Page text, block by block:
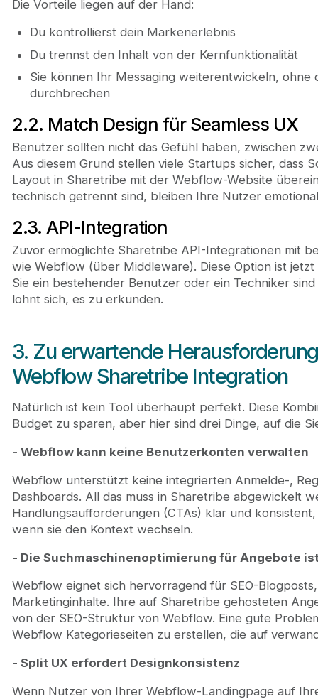
Die Vorteile liegen auf der Hand:
Du kontrollierst dein Markenerlebnis
Du trennst den Inhalt von der Kernfunktionalität
Sie können Ihr Messaging weiterentwickeln, ohne
durchbrechen
2.2. Match Design für Seamless UX
Benutzer sollten nicht das Gefühl haben, zwischen
Aus diesem Grund stellen viele Startups sicher, dass
Layout in Sharetribe mit der Webflow-Website
technisch getrennt sind, bleiben Ihre Nutzer
2.3. API-Integration
Zuvor ermöglichte Sharetribe API-Integrationen mit
wie Webflow (über Middleware). Diese Option ist
Sie ein bestehender Benutzer oder ein Techniker sind
lohnt sich, es zu erkunden.
3. Zu erwartende
Webflow Sharetribe Integration
Natürlich ist kein Tool überhaupt perfekt. Diese
Budget zu sparen, aber hier sind drei Dinge, auf die
- Webflow kann keine Benutzerkonten verwalten
Webflow unterstützt keine integrierten Anmelde-,
Dashboards. All das muss in Sharetribe abgewickelt
Handlungsaufforderungen (CTAs) klar und
wenn sie den Kontext wechseln.
- Die Suchmaschinenoptimierung für Angebote
Webflow eignet sich hervorragend für SEO-
Marketinginhalte. Ihre auf Sharetribe gehosteten
von der SEO-Struktur von Webflow. Eine gute
Webflow Kategorieseiten zu erstellen, die auf
- Split UX erfordert Designkonsistenz
Wenn Nutzer von Ihrer Webflow-Landingpage auf